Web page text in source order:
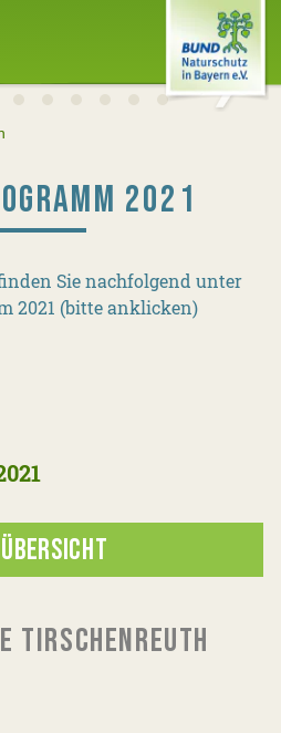
2021
Sie nachfolgend unter
2021 (bitte anklicken)
TIRSCHENREUTH